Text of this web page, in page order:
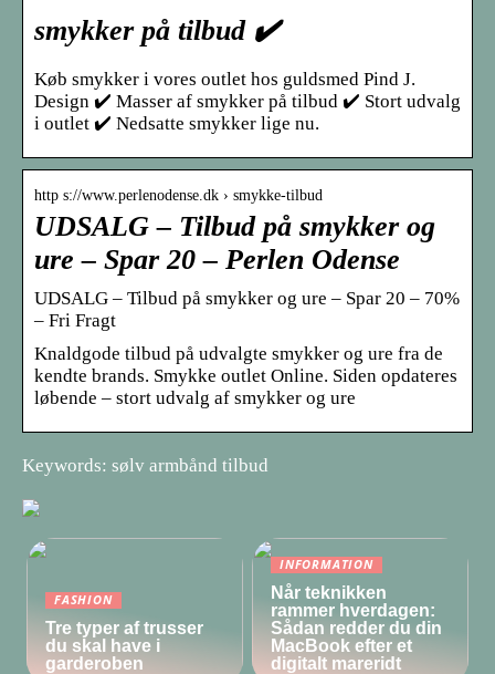
smykker på tilbud ✔️
Køb smykker i vores outlet hos guldsmed Pind J.
Design ✔️ Masser af smykker på tilbud ✔️ Stort udvalg
i outlet ✔️ Nedsatte smykker lige nu.
http s://www.perlenodense.dk › smykke-tilbud
UDSALG – Tilbud på smykker og
ure – Spar 20 – Perlen Odense
UDSALG – Tilbud på smykker og ure – Spar 20 – 70%
– Fri Fragt
Knaldgode tilbud på udvalgte smykker og ure fra de
kendte brands. Smykke outlet Online. Siden opdateres
løbende – stort udvalg af smykker og ure
Keywords: sølv armbånd tilbud
FASHION
Tre typer af trusser
du skal have i
garderoben
INFORMATION
Når teknikken
rammer hverdagen:
Sådan redder du din
MacBook efter et
digitalt mareridt